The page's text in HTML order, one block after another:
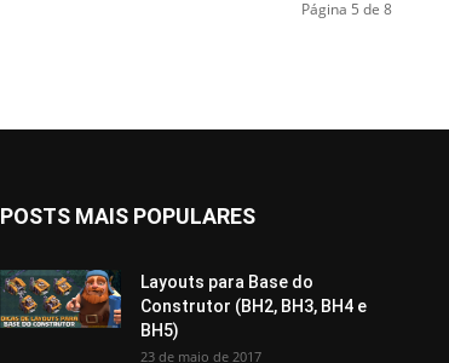
Página 5 de 8
POSTS MAIS POPULARES
Layouts para Base do
Construtor (BH2, BH3, BH4 e
BH5)
23 de maio de 2017